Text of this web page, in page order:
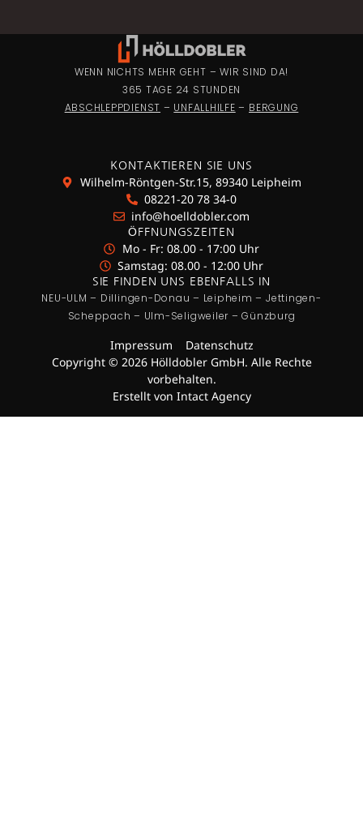
WENN NICHTS MEHR GEHT – WIR SIND DA!
365 TAGE 24 STUNDEN
ABSCHLEPPDIENST – UNFALLHILFE – BERGUNG
KONTAKTIEREN SIE UNS
Wilhelm-Röntgen-Str.15, 89340 Leipheim
08221-20 78 34-0
info@hoelldobler.com
ÖFFNUNGSZEITEN
Mo - Fr: 08.00 - 17:00 Uhr
Samstag: 08.00 - 12:00 Uhr
SIE FINDEN UNS EBENFALLS IN
NEU-ULM – Dillingen-Donau – Leipheim – Jettingen-
Scheppach – Ulm-Seligweiler – Günzburg
Impressum
Datenschutz
Copyright © 2026 Hölldobler GmbH. Alle Rechte
vorbehalten.
Erstellt von Intact Agency